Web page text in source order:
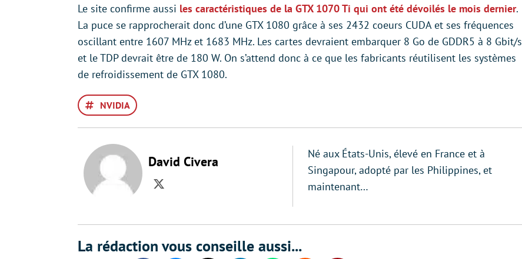
Le site confirme aussi les caractéristiques de la GTX 1070 Ti qui ont été dévoilés le mois dernier.
La puce se rapprocherait donc d’une GTX 1080 grâce à ses 2432 coeurs CUDA et ses fréquences
oscillant entre 1607 MHz et 1683 MHz. Les cartes devraient embarquer 8 Go de GDDR5 à 8 Gbit/s
et le TDP devrait être de 180 W. On s’attend donc à ce que les fabricants réutilisent les systèmes
de refroidissement de GTX 1080.
NVIDIA
David Civera
Twitter
Né aux États-Unis, élevé en France et à
Singapour, adopté par les Philippines, et
maintenant…
La rédaction vous conseille aussi...